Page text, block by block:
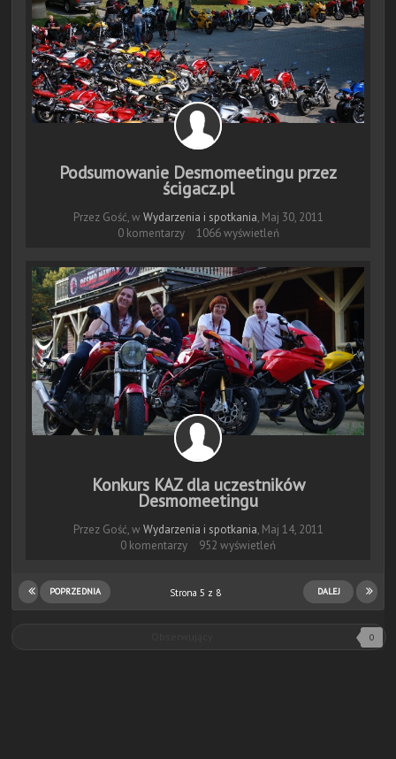
Podsumowanie Desmomeetingu przez
ścigacz.pl
Przez Gość, w Wydarzenia i spotkania, Maj 30, 2011
0 komentarzy
1066 wyświetleń
Konkurs KAZ dla uczestników
Desmomeetingu
Przez Gość, w Wydarzenia i spotkania, Maj 14, 2011
0 komentarzy
952 wyświetleń
POPRZEDNIA DALEJ
Strona 5 z 8
0